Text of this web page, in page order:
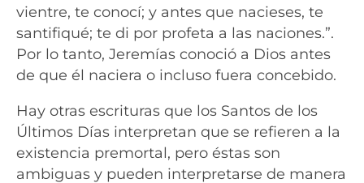
vientre, te conocí; y antes que nacieses, te
santifiqué; te di por profeta a las naciones.”.
Por lo tanto, Jeremías conoció a Dios antes
de que él naciera o incluso fuera concebido.
Hay otras escrituras que los Santos de los
Últimos Días interpretan que se refieren a la
existencia premortal, pero éstas son
ambiguas y pueden interpretarse de manera